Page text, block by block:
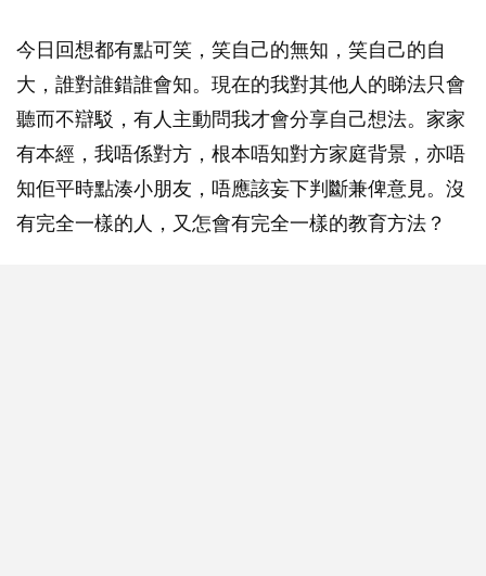
今日回想都有點可笑，笑自己的無知，笑自己的自
大，誰對誰錯誰會知。現在的我對其他人的睇法只會
聽而不辯駁，有人主動問我才會分享自己想法。家家
有本經，我唔係對方，根本唔知對方家庭背景，亦唔
知佢平時點湊小朋友，唔應該妄下判斷兼俾意見。沒
有完全一樣的人，又怎會有完全一樣的教育方法？